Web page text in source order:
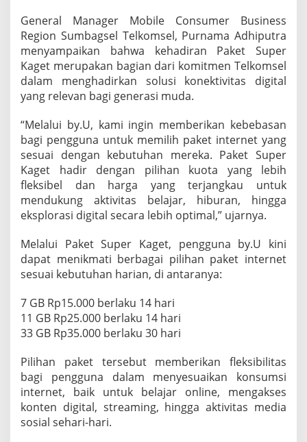
t
d
e
n
g
a
n
u
o
t
a
V
a
r
i
f
General Manager Mobile Consumer Business
Region Sumbagsel Telkomsel, Purnama Adhiputra
menyampaikan bahwa kehadiran Paket Super
Kaget merupakan bagian dari komitmen Telkomsel
dalam menghadirkan solusi konektivitas digital
yang relevan bagi generasi muda.
“Melalui by.U, kami ingin memberikan kebebasan
bagi pengguna untuk memilih paket internet yang
sesuai dengan kebutuhan mereka. Paket Super
Kaget hadir dengan pilihan kuota yang lebih
fleksibel dan harga yang terjangkau untuk
mendukung aktivitas belajar, hiburan, hingga
eksplorasi digital secara lebih optimal,” ujarnya.
Melalui Paket Super Kaget, pengguna by.U kini
dapat menikmati berbagai pilihan paket internet
sesuai kebutuhan harian, di antaranya:
7 GB Rp15.000 berlaku 14 hari
11 GB Rp25.000 berlaku 14 hari
33 GB Rp35.000 berlaku 30 hari
Pilihan paket tersebut memberikan fleksibilitas
bagi pengguna dalam menyesuaikan konsumsi
internet, baik untuk belajar online, mengakses
konten digital, streaming, hingga aktivitas media
sosial sehari-hari.